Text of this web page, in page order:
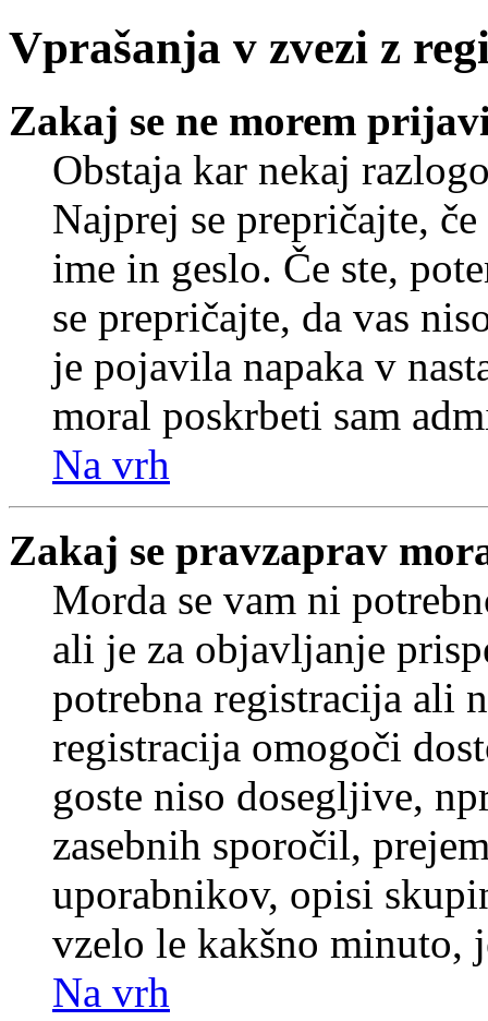
Vprašanja v zvezi z
Zakaj se ne morem
Obstaja kar nekaj
Najprej se prepričajte,
ime in geslo. Če ste,
se prepričajte, da vas
je pojavila napaka v
moral poskrbeti sam
Na vrh
Zakaj se pravzaprav
Morda se vam ni
ali je za objavljanje
potrebna registracija ali
registracija omogoči
goste niso dosegljive,
zasebnih sporočil,
uporabnikov, opisi
vzelo le kakšno minuto,
Na vrh